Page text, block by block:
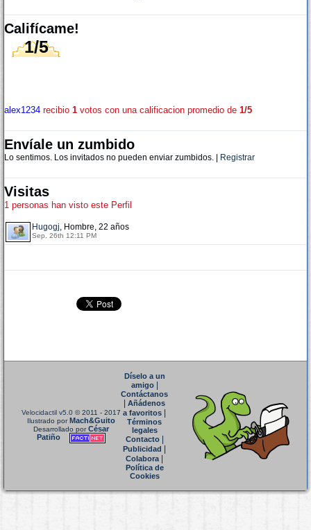
Califícame!
1/5
alex1234 recibio 1 votos con una calificacion promedio de 1/5
Envíale un zumbido
Lo sentimos. Los invitados no pueden enviar zumbidos. | Registrar
Visitas
1 personas han visto este Perfil
Hugogj, Hombre, 22 años
Sep. 26th 12:11 PM
Velocidactil v5.0 © 2011 - 2017
Ilustrado porMach&Guito
Desarrollado porCésar
Patiño
Díselo a un
amigo|
Contáctanos
Añádenos
a favoritos
Términos
legales
Contacto|
Publicidad
Colabora|
Política de
Cookies